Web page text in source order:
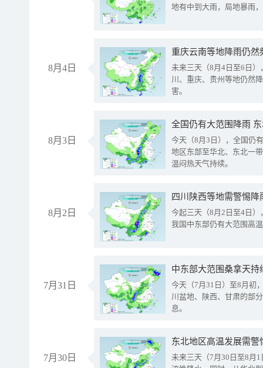
地有中到大雨，局地暴雨
8月4日
重庆云南等地降雨仍然
未来三天（8月4日至6日
川、重庆、贵州等地仍然
害。
8月3日
全国仍有大范围降雨
今天（8月3日），全国仍
地区东部至华北、东北一
温闷热天气持续。
8月2日
今起三天（8月2日至4日
我国中东部仍有大范围高
7月31日
中东部大范围桑拿天
今天（7月31日）至8月初
川盆地、陕西、甘肃的部
息。
7月30日
东北地区高温发展需
未来三天（7月30日至8月